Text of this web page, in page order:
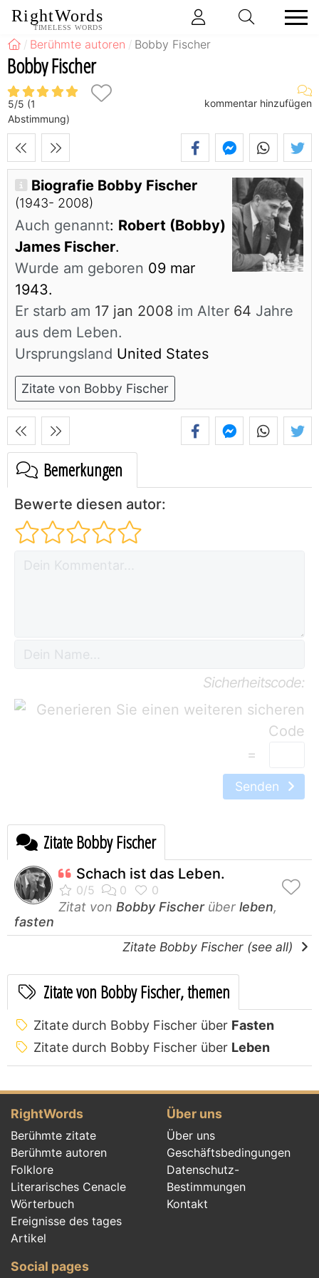
RightWords
TIMELESS WORDS
Berühmte autoren Bobby Fischer
Bobby Fischer
5/5 (1
Abstimmung)
kommentar hinzufügen
Biografie Bobby Fischer
(1943- 2008)
Auch genannt: Robert (Bobby)
James Fischer.
Wurde am geboren 09 mar
1943.
Er starb am 17 jan 2008 im Alter 64 Jahre
aus dem Leben.
Ursprungsland United States
Zitate von Bobby Fischer
Bemerkungen
Bewerte diesen autor:
Sicherheitscode:
=
Senden
Zitate Bobby Fischer
Schach ist das Leben.
Zitat von Bobby Fischerüber leben,
fasten
Zitate Bobby Fischer (see all)
Zitate von Bobby Fischer, themen
Zitate durch Bobby Fischer über Fasten
Zitate durch Bobby Fischer über Leben
RightWords
Berühmte zitate
Berühmte autoren
Folklore
Literarisches Cenacle
Wörterbuch
Ereignisse des tages
Artikel
Über uns
Über uns
Geschäftsbedingungen
Datenschutz-
Bestimmungen
Kontakt
Social pages